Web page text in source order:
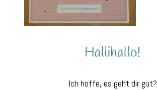
Ich hoffe, es geht dir gut?